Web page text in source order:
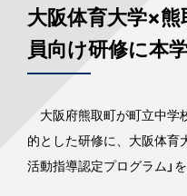
大阪体育大学×
員向け研修に本
大阪府熊取町が町立中学
的とした研修に、大阪体育
活動指導認定プログラム」